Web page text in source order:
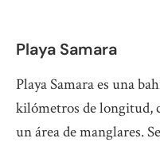
Playa Samara
Playa Samara es una
kilómetros de longitud,
un área de manglares.